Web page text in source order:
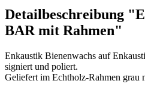
Detailbeschreibung
BAR mit Rahmen"
Enkaustik Bienenwachs auf
signiert und poliert.
Geliefert im Echtholz-Rahmen grau